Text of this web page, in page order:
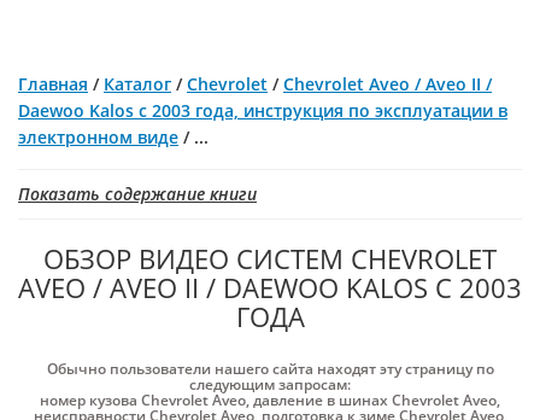
Главная / Каталог /Chevrolet /Chevrolet Aveo / Aveo II /
Daewoo Kalos с 2003 года, инструкция по эксплуатации в
электронном виде / ...
Показать содержание книги
ОБЗОР ВИДЕО СИСТЕМ CHEVROLET
AVEO / AVEO II / DAEWOO KALOS С 2003
ГОДА
Обычно пользователи нашего сайта находят эту страницу по
следующим запросам:
номер кузова Chevrolet Aveo,давление в шинах Chevrolet Aveo,
неисправности Chevrolet Aveo, подготовка к зиме Chevrolet Aveo,